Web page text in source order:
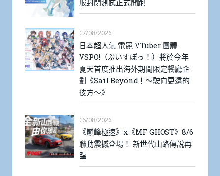
服封閉測試正式開跑
07/08/2026
日本超人氣 電競 VTuber 團體
VSPO!（ぶいすぽっ！）將於今年
夏天首度推出海外期間限定餐廳企
劃《Sail Beyond！～駛向更遠的
彼方～》
06/08/2026
《巔峰極速》x《MF GHOST》8/6
聯動震撼登場！ 新世代山路傳說再
臨